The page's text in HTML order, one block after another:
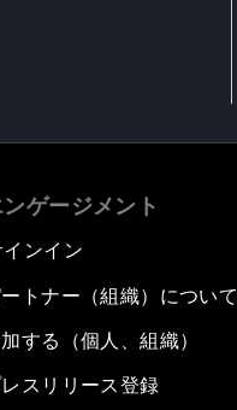
ンゲージメント
ンイン
トナー（組織）について
する（個人、組織）
スリリース登録